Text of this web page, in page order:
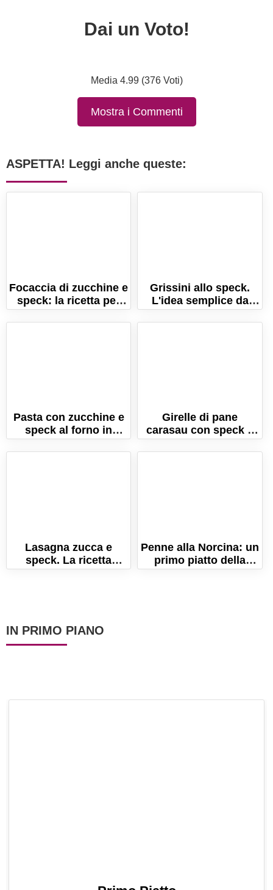
Dai un Voto!
Media 4.99 (376 Voti)
Mostra i Commenti
ASPETTA! Leggi anche queste:
Focaccia di zucchine e
speck: la ricetta per
farla morbidissima!
Grissini allo speck.
L'idea semplice da
preparare anche
all'ultimo minuto!
Pasta con zucchine e
speck al forno in
bianco!
Girelle di pane
carasau con speck e
provola
Lasagna zucca e
speck. La ricetta
autunnale per delle
Penne alla Norcina: un
primo piatto della
tradizione umbra!
IN PRIMO PIANO